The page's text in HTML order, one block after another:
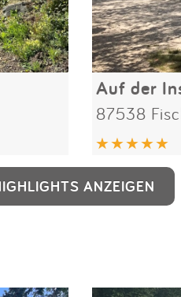
Auf der
87538
ANZEIGEN